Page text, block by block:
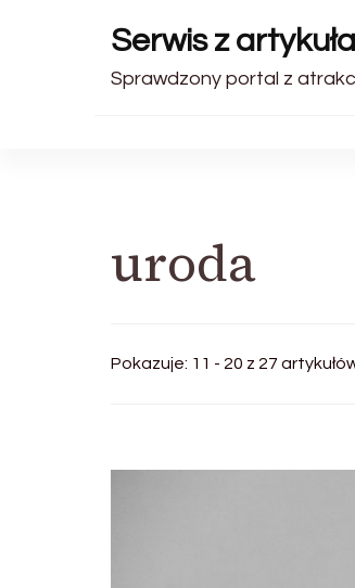
Serwis z
Sprawdzony portal z
uroda
Pokazuje: 11 - 20 z 27